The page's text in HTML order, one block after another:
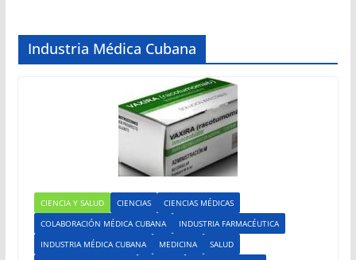
Industria Médica Cubana
CIENCIA Y SALUD CIENCIAS
CIENCIAS MÉDICAS
COLABORACIÓN MÉDICA CUBANA
INDUSTRIA FARMACÉUTICA
INDUSTRIA MÉDICA CUBANA
MEDICINA
SALUD